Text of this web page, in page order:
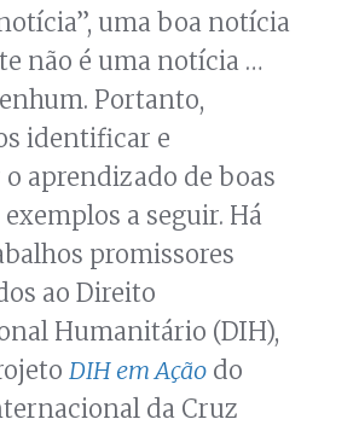
uma boa notícia
não é uma notícia …
Portanto,
identificar e
aprendizado de boas
a seguir. Há
promissores
ao Direito
Humanitário (DIH),
DIH em Ação do
da Cruz